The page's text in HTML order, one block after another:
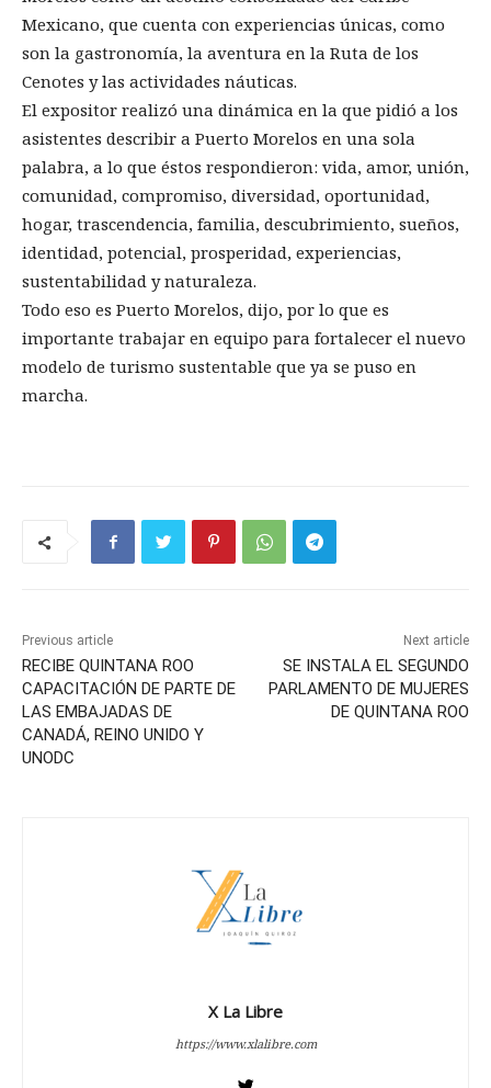
Mexicano, que cuenta con experiencias únicas, como
son la gastronomía, la aventura en la Ruta de los
Cenotes y las actividades náuticas.
El expositor realizó una dinámica en la que pidió a los
asistentes describir a Puerto Morelos en una sola
palabra, a lo que éstos respondieron: vida, amor, unión,
comunidad, compromiso, diversidad, oportunidad,
hogar, trascendencia, familia, descubrimiento, sueños,
identidad, potencial, prosperidad, experiencias,
sustentabilidad y naturaleza.
Todo eso es Puerto Morelos, dijo, por lo que es
importante trabajar en equipo para fortalecer el nuevo
modelo de turismo sustentable que ya se puso en
marcha.
Previous article
RECIBE QUINTANA ROO
CAPACITACIÓN DE PARTE DE
LAS EMBAJADAS DE
CANADÁ, REINO UNIDO Y
UNODC
Next article
SE INSTALA EL SEGUNDO
PARLAMENTO DE MUJERES
DE QUINTANA ROO
X La Libre
https://www.xlalibre.com